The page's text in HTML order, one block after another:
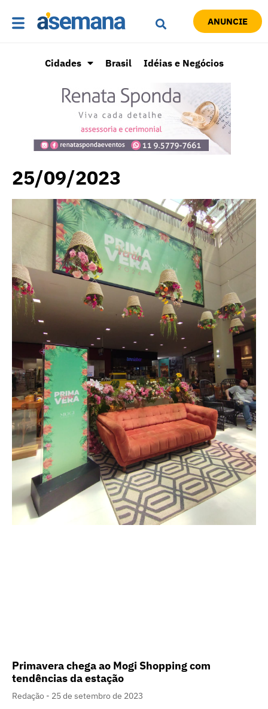
ANUNCIE
Cidades Brasil Idéias e Negócios
25/09/2023
Primavera chega ao Mogi Shopping com
tendências da estação
Redação
25 de setembro de 2023